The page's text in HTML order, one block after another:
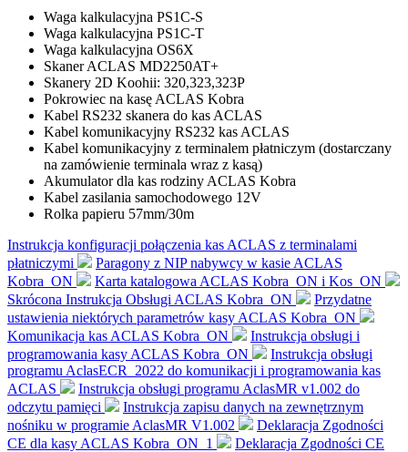
Waga kalkulacyjna PS1C-S
Waga kalkulacyjna PS1C-T
Waga kalkulacyjna OS6X
Skaner ACLAS MD2250AT+
Skanery 2D Koohii: 320,323,323P
Pokrowiec na kasę ACLAS Kobra
Kabel RS232 skanera do kas ACLAS
Kabel komunikacyjny RS232 kas ACLAS
Kabel komunikacyjny z terminalem płatniczym (dostarczany
na zamówienie terminala wraz z kasą)
Akumulator dla kas rodziny ACLAS Kobra
Kabel zasilania samochodowego 12V
Rolka papieru 57mm/30m
Instrukcja konfiguracji połączenia kas ACLAS z terminalami
płatniczymi
Paragony z NIP nabywcy w kasie ACLAS
Kobra_ON
Karta katalogowa ACLAS Kobra_ON i Kos_ON
Skrócona Instrukcja Obsługi ACLAS Kobra_ON
Przydatne
ustawienia niektórych parametrów kasy ACLAS Kobra_ON
Komunikacja kas ACLAS Kobra_ON
Instrukcja obsługi i
programowania kasy ACLAS Kobra_ON
Instrukcja obsługi
programu AclasECR_2022 do komunikacji i programowania kas
ACLAS
Instrukcja obsługi programu AclasMR v1.002 do
odczytu pamięci
Instrukcja zapisu danych na zewnętrznym
nośniku w programie AclasMR V1.002
Deklaracja Zgodności
CE dla kasy ACLAS Kobra_ON_1
Deklaracja Zgodności CE